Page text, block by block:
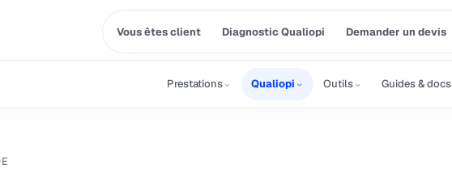
Vous êtes client Diagnostic Qualiopi Demander un devis
Prestations⌄ Qualiopi ⌄ Outils⌄ Guides & docs